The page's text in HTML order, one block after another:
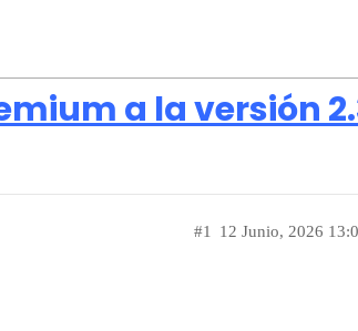
a la versión
12 Junio, 2026
#1